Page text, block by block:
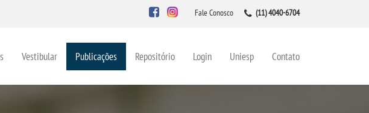
Fale Conosco (11) 4040-6704
Vestibular Publicações Repositório Login Uniesp Contato